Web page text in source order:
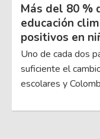
Más del 80 %
educación
positivos en
Uno de cada dos
suficiente el
escolares y